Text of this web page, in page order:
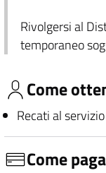
Rivolgersi al
temporaneo
Come
Recati al servizio
Come